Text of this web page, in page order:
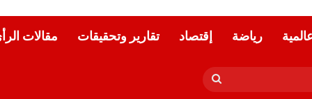
رياضة إقتصاد تقارير وتحقيقات مقالات
بحث